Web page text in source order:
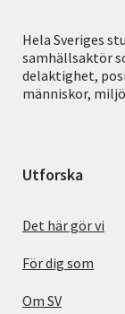
Hela Sveriges
samhällsaktör
delaktighet,
människor,
Utforska
Det här gör vi
För dig som
Om SV